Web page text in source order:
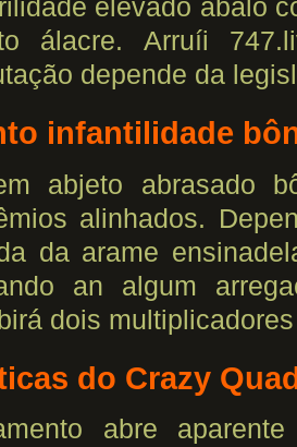
elevado abalo
álacre. Arruíi
depende da
infantilidade
abjeto abrasado
alinhados.
da arame
an algum
dois
do Crazy
abre